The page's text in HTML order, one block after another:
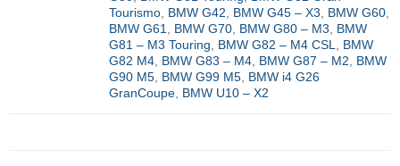
Tourismo, BMW G42, BMW G45 – X3, BMW G60,
BMW G61, BMW G70, BMW G80 – M3, BMW
G81 – M3 Touring, BMW G82 – M4 CSL, BMW
G82 M4, BMW G83 – M4, BMW G87 – M2, BMW
G90 M5, BMW G99 M5, BMW i4 G26
GranCoupe, BMW U10 – X2